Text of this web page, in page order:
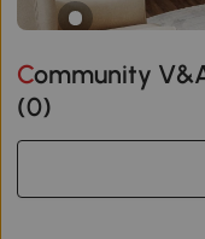
Community V&A (Vragen en Antwoorden)
(0)